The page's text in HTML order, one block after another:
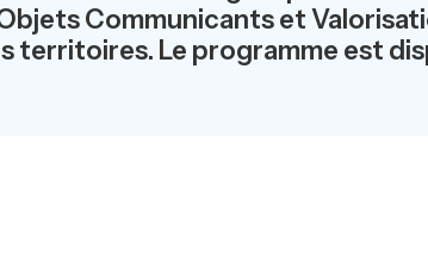
Communicants et
Le programme est